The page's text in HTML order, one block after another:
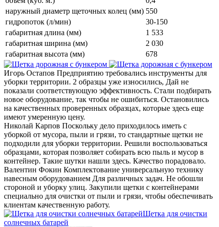
наружный диаметр щеточных колец (мм) 550
гидропоток (л/мин)
30-150
габаритная длина (мм)
1 533
габаритная ширина (мм)
2 030
габаритная высота (мм)
678
Игорь Остапов Предприятию требовались инструменты для
уборки территории. 2 образцы уже износились, Дай не
показали соответствующую эффективность. Стали подбирать
новое оборудование, так чтобы не ошибиться. Остановились
на качественных проверенных образцах, которые здесь еще
имеют умеренную цену.
Николай Карпов Поскольку дело приходилось иметь с
уборкой от мусора, пыли и грязи, то стандартные щетки не
подходили для уборки территории. Решили воспользоваться
образцами, которая позволяет собирать всю пыль и мусор в
контейнер. Такие шутки нашли здесь. Качество порадовало.
Валентин Фокин Комплектование универсальную технику
навесным оборудованием Для различных задач. Не обошли
стороной и уборку улиц. Закупили щетки с контейнерами
специально для очистки от пыли и грязи, чтобы обеспечивать
клиентам качественную работу.
Щетка для очистки
солнечных батарей